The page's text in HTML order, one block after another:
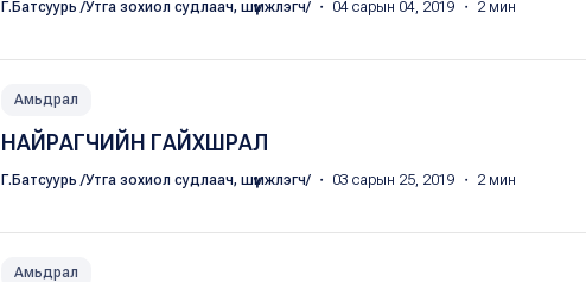
Г.Батсуурь /Утга зохиол судлаач, шүүмжлэгч/ ・ 04 сарын 04, 2019 ・ 2 мин
Амьдрал
НАЙРАГЧИЙН ГАЙХШРАЛ
Г.Батсуурь /Утга зохиол судлаач, шүүмжлэгч/ ・ 03 сарын 25, 2019 ・ 2 мин
Амьдрал